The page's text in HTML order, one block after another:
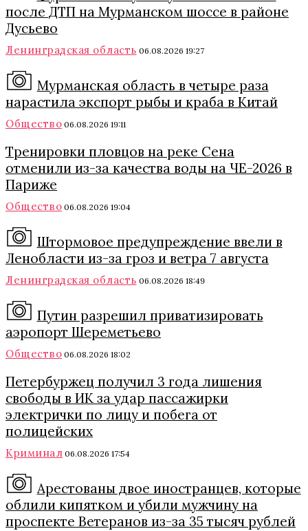
после ДТП на Мурманском шоссе в районе
Дусьево
Ленинградская область 06.08.2026 19:27
Мурманская область в четыре раза
нарастила экспорт рыбы и краба в Китай
Общество 06.08.2026 19:11
Тренировки пловцов на реке Сена
отменили из-за качества воды на ЧЕ-2026 в
Париже
Общество 06.08.2026 19:04
Штормовое предупреждение ввели в
Ленобласти из-за гроз и ветра 7 августа
Ленинградская область 06.08.2026 18:49
Путин разрешил приватизировать
аэропорт Шереметьево
Общество 06.08.2026 18:02
Петербуржец получил 3 года лишения
свободы в ИК за удар пассажирки
электрички по лицу и побега от
полицейских
Криминал 06.08.2026 17:54
Арестованы двое иностранцев, которые
облили кипятком и убили мужчину на
проспекте Ветеранов из-за 35 тысяч рублей